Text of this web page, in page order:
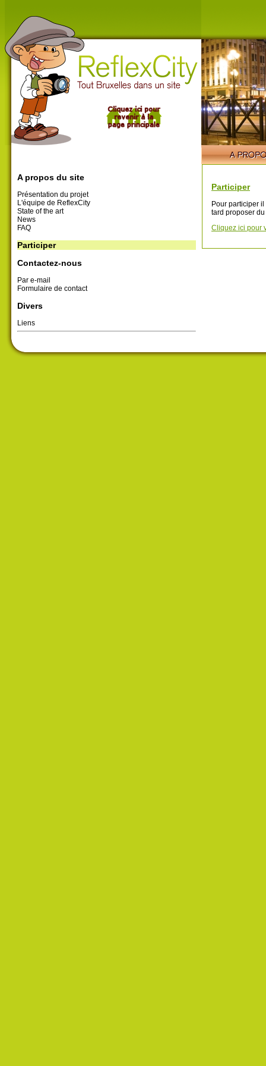
A propos du site
Présentation du projet
L'équipe de ReflexCity
State of the art
News
FAQ
Participer
Contactez-nous
Par e-mail
Formulaire de contact
Divers
Liens
Participer
Pour participer
tard proposer
Cliquez ici pour